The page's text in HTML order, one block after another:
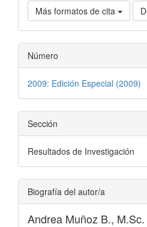
Más formatos de cita
Número
2009: Edición Especial (2009)
Sección
Resultados de Investigación
Biografía del autor/a
Andrea Muñoz B., M.Sc.